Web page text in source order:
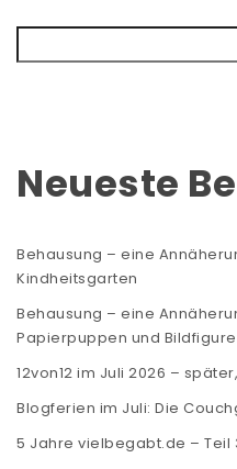
Neueste
Behausung – eine
Kindheitsgarten
Behausung – eine
Papierpuppen und
12von12 im Juli 2026 –
Blogferien im Juli: Die
5 Jahre vielbegabt.de – Teil